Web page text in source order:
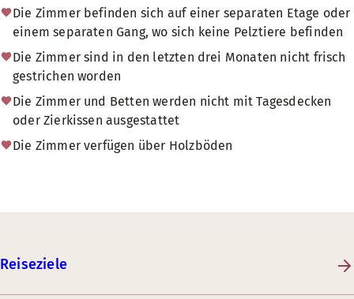
Die Zimmer befinden sich auf einer separaten Etage oder
einem separaten Gang, wo sich keine Pelztiere befinden
Die Zimmer sind in den letzten drei Monaten nicht frisch
gestrichen worden
Die Zimmer und Betten werden nicht mit Tagesdecken
oder Zierkissen ausgestattet
Die Zimmer verfügen über Holzböden
Reiseziele